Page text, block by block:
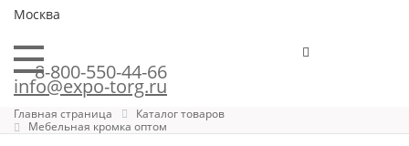
Москва
8-800-550-44-66
info@expo-torg.ru
Главная страница
Каталог товаров
Мебельная кромка оптом